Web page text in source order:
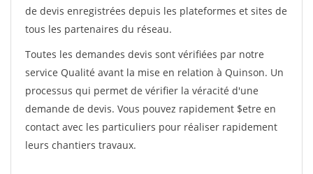
de devis enregistrées depuis les plateformes et sites de
tous les partenaires du réseau.
Toutes les demandes devis sont vérifiées par notre
service Qualité avant la mise en relation à Quinson. Un
processus qui permet de vérifier la véracité d'une
demande de devis. Vous pouvez rapidement $etre en
contact avec les particuliers pour réaliser rapidement
leurs chantiers travaux.